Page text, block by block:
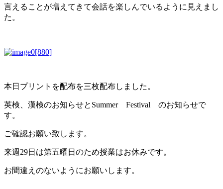
言えることが増えてきて会話を楽しんでいるように見えまし
た。
本日プリントを配布を三枚配布しました。
英検、漢検のお知らせとSummer Festival のお知らせで
す。
ご確認お願い致します。
来週29日は第五曜日のため授業はお休みです。
お間違えのないようにお願いします。